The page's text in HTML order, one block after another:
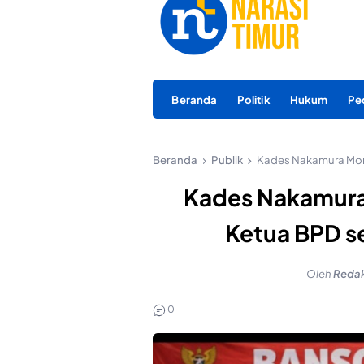
Beranda Politik Hukum
Beranda Publik Kades Nakamura
Kades
Ketua BPD
Oleh
0